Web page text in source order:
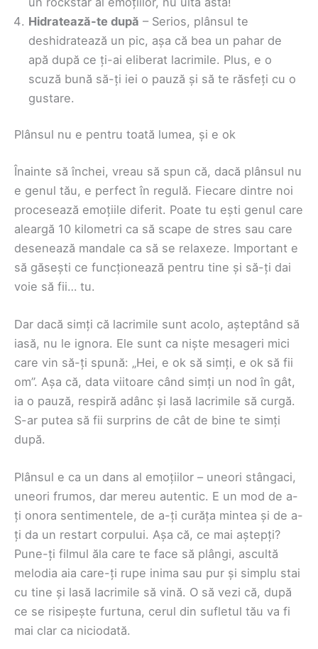
Hidratează-te după – Serios, plânsul te
deshidratează un pic, așa că bea un pahar de
apă după ce ți-ai eliberat lacrimile. Plus, e o
scuză bună să-ți iei o pauză și să te răsfeți cu o
gustare.
Plânsul nu e pentru toată lumea, și e ok
Înainte să închei, vreau să spun că, dacă plânsul nu
e genul tău, e perfect în regulă. Fiecare dintre noi
procesează emoțiile diferit. Poate tu ești genul care
aleargă 10 kilometri ca să scape de stres sau care
desenează mandale ca să se relaxeze. Important e
să găsești ce funcționează pentru tine și să-ți dai
voie să fii… tu.
Dar dacă simți că lacrimile sunt acolo, așteptând să
iasă, nu le ignora. Ele sunt ca niște mesageri mici
care vin să-ți spună: „Hei, e ok să simți, e ok să fii
om”. Așa că, data viitoare când simți un nod în gât,
ia o pauză, respiră adânc și lasă lacrimile să curgă.
S-ar putea să fii surprins de cât de bine te simți
după.
Plânsul e ca un dans al emoțiilor – uneori stângaci,
uneori frumos, dar mereu autentic. E un mod de a-
ți onora sentimentele, de a-ți curăța mintea și de a-
ți da un restart corpului. Așa că, ce mai aștepți?
Pune-ți filmul ăla care te face să plângi, ascultă
melodia aia care-ți rupe inima sau pur și simplu stai
cu tine și lasă lacrimile să vină. O să vezi că, după
ce se risipește furtuna, cerul din sufletul tău va fi
mai clar ca niciodată.